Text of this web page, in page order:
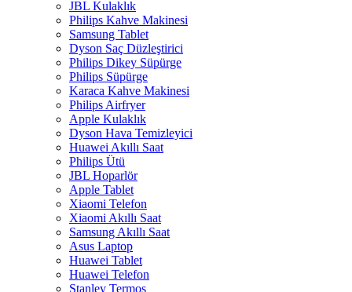
JBL Kulaklık
Philips Kahve Makinesi
Samsung Tablet
Dyson Saç Düzleştirici
Philips Dikey Süpürge
Philips Süpürge
Karaca Kahve Makinesi
Philips Airfryer
Apple Kulaklık
Dyson Hava Temizleyici
Huawei Akıllı Saat
Philips Ütü
JBL Hoparlör
Apple Tablet
Xiaomi Telefon
Xiaomi Akıllı Saat
Samsung Akıllı Saat
Asus Laptop
Huawei Tablet
Huawei Telefon
Stanley Termos